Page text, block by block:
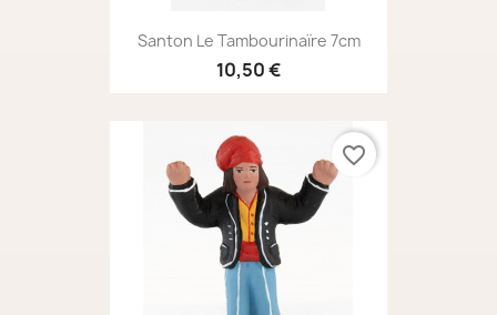
Santon Le Tambourinaïre 7cm
10,50 €
favorite_border